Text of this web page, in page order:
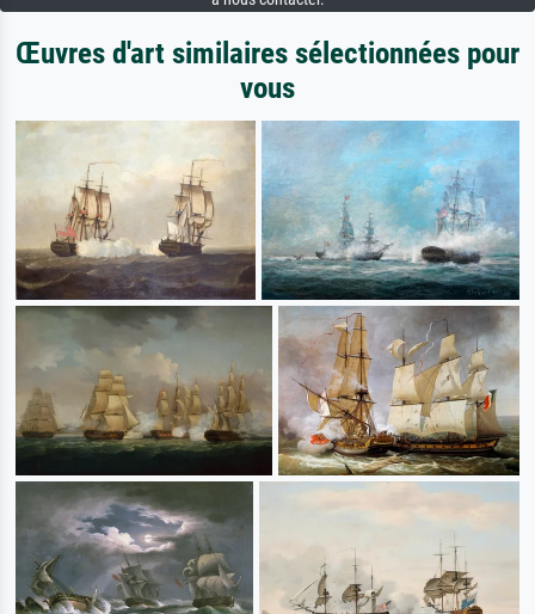
Œuvres d'art similaires sélectionnées pour
vous